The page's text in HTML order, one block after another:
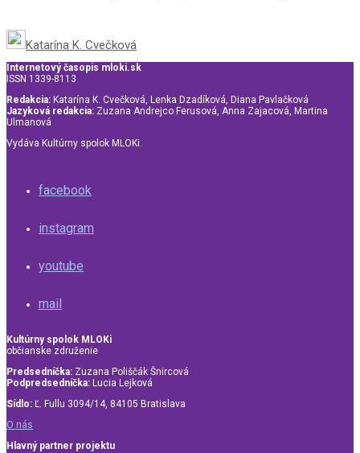
Katarína K. Cvečková
Internetový časopis mloki.sk
ISSN 1339-8113
Redakcia: Katarína K. Cvečková, Lenka Dzadíková, Diana Pavlačková
Jazyková redakcia: Zuzana Andrejco Ferusová, Anna Zajacová, Martina
Ulmanová
Vydáva Kultúrny spolok MLOKi.
facebook
instagram
youtube
mail
Kultúrny spolok MLOKi
občianske združenie
Predsedníčka: Zuzana Poliščák Šnircová
Podpredsedníčka: Lucia Lejková
Sídlo: Ľ. Fullu 3094/14, 84105 Bratislava
O nás
Hlavný partner projektu